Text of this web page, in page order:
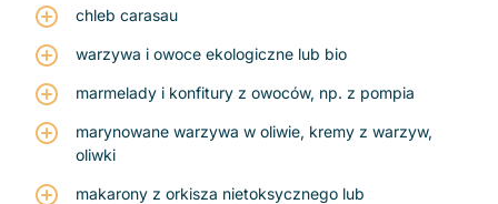
chleb carasau
warzywa i owoce ekologiczne lub bio
marmelady i konfitury z owoców, np. z pompia
marynowane warzywa w oliwie, kremy z warzyw,
oliwki
makarony z orkisza nietoksycznego lub